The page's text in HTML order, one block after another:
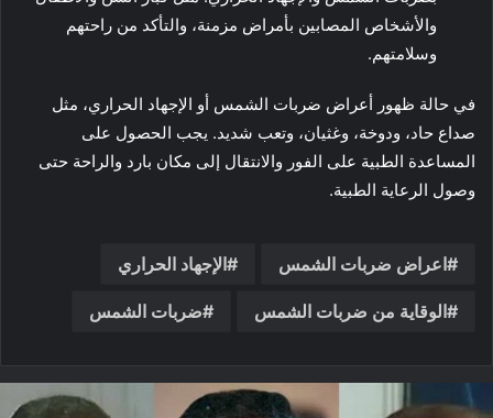
والأشخاص المصابين بأمراض مزمنة، والتأكد من راحتهم
وسلامتهم.
في حالة ظهور أعراض ضربات الشمس أو الإجهاد الحراري، مثل
صداع حاد، ودوخة، وغثيان، وتعب شديد. يجب الحصول على
المساعدة الطبية على الفور والانتقال إلى مكان بارد والراحة حتى
وصول الرعاية الطبية.
اعراض ضربات الشمس الإجهاد الحراري
الوقاية من ضربات الشمس ضربات الشمس